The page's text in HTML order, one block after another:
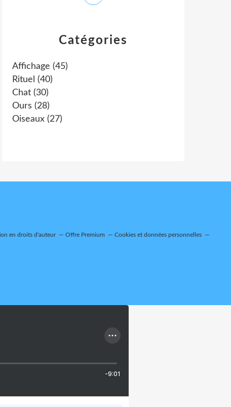
Catégories
Affichage (45)
Rituel (40)
Chat (30)
Ours (28)
Oiseaux (27)
en droits d'auteur Offre Premium Cookies et données personnelles
-9:01